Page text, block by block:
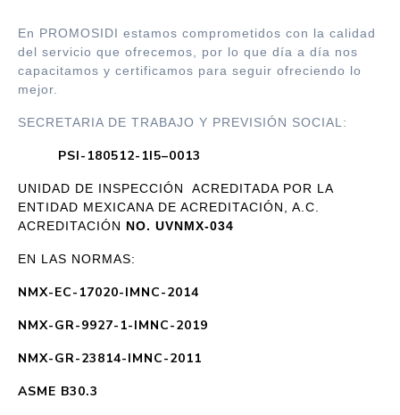
En PROMOSIDI estamos comprometidos con la calidad
del servicio que ofrecemos, por lo que día a día nos
capacitamos y certificamos para seguir ofreciendo lo
mejor.
SECRETARIA DE TRABAJO Y PREVISIÓN SOCIAL:
PSI-180512-1I5–0013
UNIDAD DE INSPECCIÓN ACREDITADA POR LA
ENTIDAD MEXICANA DE ACREDITACIÓN, A.C.
ACREDITACIÓN NO. UVNMX-034
EN LAS NORMAS:
NMX-EC-17020-IMNC-2014
NMX-GR-9927-1-IMNC-2019
NMX-GR-23814-IMNC-2011
ASME B30.3